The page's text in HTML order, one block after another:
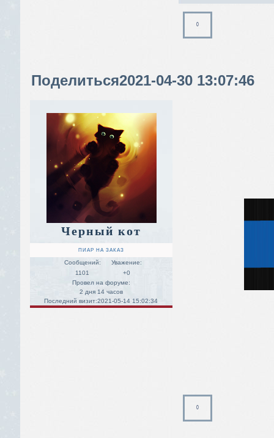
0
Поделиться2021-04-30 13:07:46
Черный кот
ПИАР НА ЗАКАЗ
Сообщений:
1101
Уважение:
+0
Провел на форуме:
2 дня 14 часов
Последний визит:2021-05-14 15:02:34
0